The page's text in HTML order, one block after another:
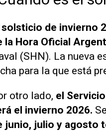
solsticio de invierno
la Hora Oficial
(SHN). La nueva
para la que está
otro lado, el
el invierno 2026.
junio, julio y agosto